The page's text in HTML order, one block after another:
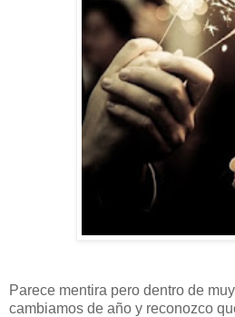
Parece mentira pero dentro de
cambiamos de año y reconozco